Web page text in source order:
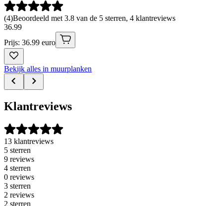
(4)Beoordeeld met 3.8 van de 5 sterren, 4 klantreviews
36.99
Prijs: 36.99 euro
Bekijk alles in muurplanken
Klantreviews
13 klantreviews
5 sterren
9 reviews
4 sterren
0 reviews
3 sterren
2 reviews
2 sterren